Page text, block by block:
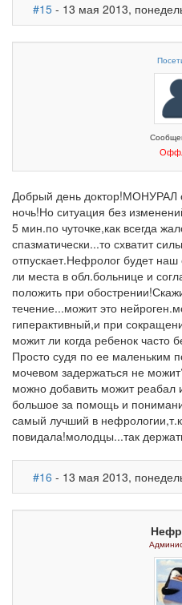
#15 - 13 мая 2013,
Добрый день доктор!МОНУРАЛ
ночь!Но ситуация без
5 мин.по чуточке,как всегда
спазматически...то схватит
отпускает.Нефролог будет
ли места в обл.больнице и
положить при
течение...можит это
гиперактивный,и при
можит ли когда ребенок часто
Просто судя по ее маленьким
мочевом задержаться не
можно добавить можит реабал
большое за помощь и
самый лучший в
повидала!молодцы...так
#16 - 13 мая 2013,